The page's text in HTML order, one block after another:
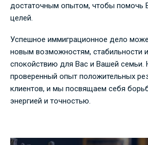
достаточным опытом, чтобы помочь
целей.
Успешное иммиграционное дело
новым возможностям, стабильности
спокойствию для Вас и Вашей
проверенный опыт положительных
клиентов, и мы посвящаем себя
энергией и точностью.